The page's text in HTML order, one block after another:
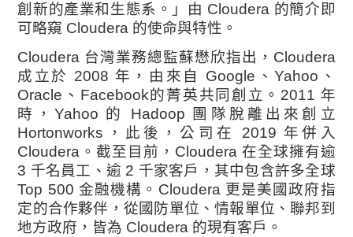
創新的產業和生態系。」由 Cloudera 的簡介即
可略窺 Cloudera 的使命與特性。
Cloudera 台灣業務總監蘇懋欣指出，Cloudera
成立於 2008 年，由來自 Google、Yahoo、
Oracle、Facebook的菁英共同創立。2011 年
時，Yahoo 的 Hadoop 團隊脫離出來創立
Hortonworks，此後，公司在 2019 年併入
Cloudera。截至目前，Cloudera 在全球擁有逾
3 千名員工、逾 2 千家客戶，其中包含許多全球
Top 500 金融機構。Cloudera 更是美國政府指
定的合作夥伴，從國防單位、情報單位、聯邦到
地方政府，皆為 Cloudera 的現有客戶。